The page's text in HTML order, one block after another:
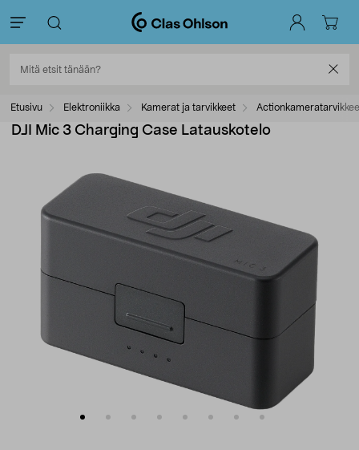
Etusivu Elektroniikka Kamerat ja tarvikkeet
DJI Mic 3 Charging Case Latauskotelo